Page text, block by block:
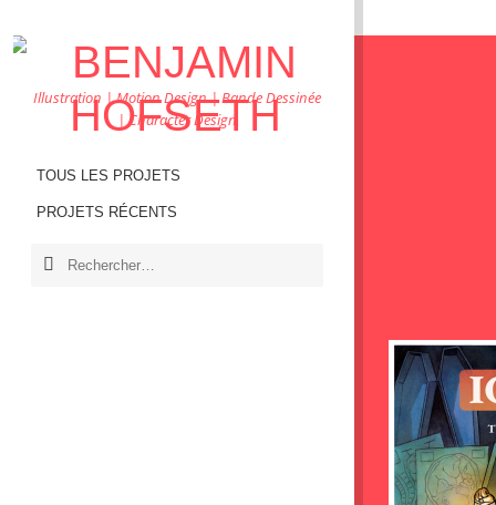
Illustration | Motion Design | Bande Dessinée
| Character Design
TOUS LES PROJETS
PROJETS RÉCENTS
RECHERCHER :